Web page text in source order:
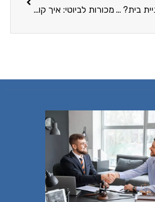
מתכננים בניית בית? ייתכן שתזדקקו להיתר מיוחד מכורות לביוטי: איך קונים מוצרי טיפוח ברשת?